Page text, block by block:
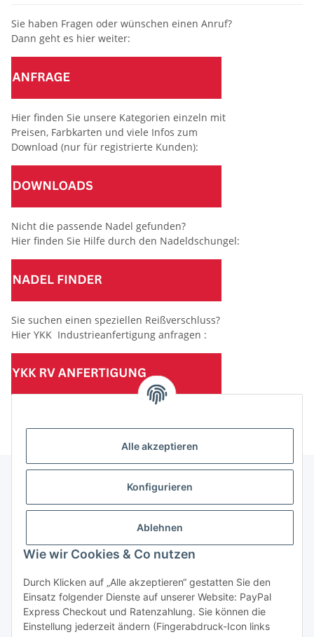
Alle akzeptieren
Konfigurieren
Ablehnen
Wie wir Cookies & Co nutzen
Durch Klicken auf „Alle akzeptieren“ gestatten Sie den
Einsatz folgender Dienste auf unserer Website: PayPal
Express Checkout und Ratenzahlung. Sie können die
Einstellung jederzeit ändern (Fingerabdruck-Icon links
Sie haben Fragen oder wünschen einen Anruf?
Dann geht es hier weiter:
Hier finden Sie unsere Kategorien einzeln mit
Preisen, Farbkarten und viele Infos zum
Download (nur für registrierte Kunden):
Nicht die passende Nadel gefunden?
Hier finden Sie Hilfe durch den Nadeldschungel:
Sie suchen einen speziellen Reißverschluss?
Hier YKK Industrieanfertigung anfragen :
(Mindesttabnahmemenge 10 Stück je Länge und Farbe)
Informationen
Gesetzliche Informationen
Vertrag widerrufen